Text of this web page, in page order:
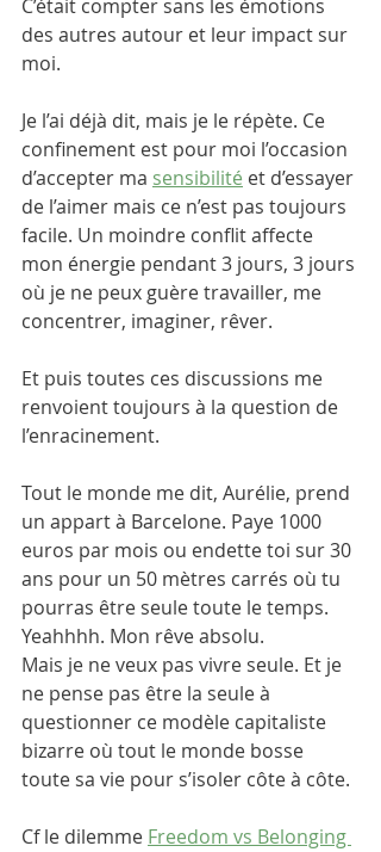
C’était compter sans les émotions
des autres autour et leur impact sur
moi.
Je l’ai déjà dit, mais je le répète. Ce
confinement est pour moi l’occasion
d’accepter ma sensibilité et d’essayer
de l’aimer mais ce n’est pas toujours
facile. Un moindre conflit affecte
mon énergie pendant 3 jours, 3 jours
où je ne peux guère travailler, me
concentrer, imaginer, rêver.
Et puis toutes ces discussions me
renvoient toujours à la question de
l’enracinement.
Tout le monde me dit, Aurélie, prend
un appart à Barcelone. Paye 1000
euros par mois ou endette toi sur 30
ans pour un 50 mètres carrés où tu
pourras être seule toute le temps.
Yeahhhh. Mon rêve absolu.
Mais je ne veux pas vivre seule. Et je
ne pense pas être la seule à
questionner ce modèle capitaliste
bizarre où tout le monde bosse
toute sa vie pour s’isoler côte à côte.
Cf le dilemme Freedom vs Belonging